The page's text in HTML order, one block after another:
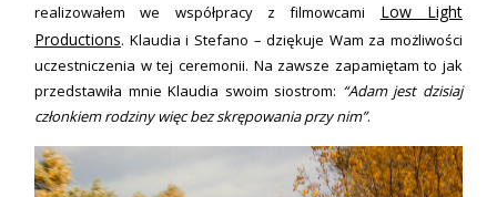
realizowałem we współpracy z filmowcami Low Light
Productions. Klaudia i Stefano – dziękuje Wam za możliwości
uczestniczenia w tej ceremonii. Na zawsze zapamiętam to jak
przedstawiła mnie Klaudia swoim siostrom: “Adam jest dzisiaj
członkiem rodziny więc bez skrępowania przy nim”.